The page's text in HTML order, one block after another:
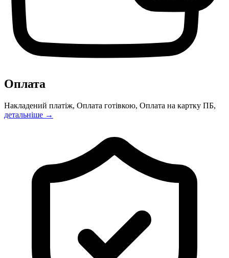
Оплата
Накладений платіж, Оплата готівкою, Оплата на картку ПБ,
детальніше →